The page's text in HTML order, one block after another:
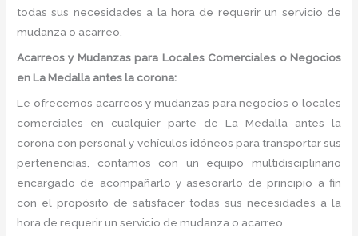
todas sus necesidades a la hora de requerir un servicio de
mudanza o acarreo.
Acarreos y Mudanzas para Locales Comerciales o Negocios
en La Medalla antes la corona:
Le ofrecemos acarreos y mudanzas para negocios o locales
comerciales en cualquier parte de La Medalla antes la
corona con personal y vehículos idóneos para transportar sus
pertenencias, contamos con un equipo multidisciplinario
encargado de acompañarlo y asesorarlo de principio a fin
con el propósito de satisfacer todas sus necesidades a la
hora de requerir un servicio de mudanza o acarreo.